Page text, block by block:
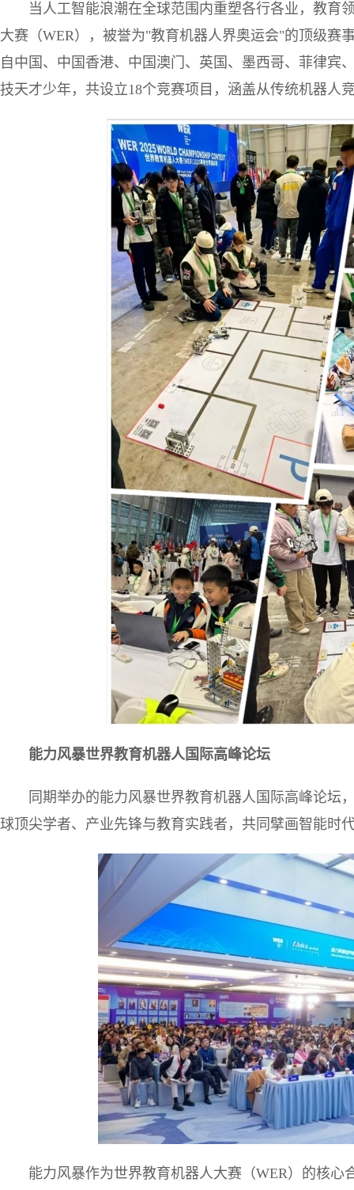
当人工智能浪潮在全球范围内重塑各行各业，教育
大赛（WER），被誉为"教育机器人界奥运会"的顶级赛
自中国、中国香港、中国澳门、英国、墨西哥、菲律宾
技天才少年，共设立18个竞赛项目，涵盖从传统机器人
能力风暴世界教育机器人国际高峰论坛
同期举办的能力风暴世界教育机器人国际高峰论坛
球顶尖学者、产业先锋与教育实践者，共同擘画智能时
能力风暴作为世界教育机器人大赛（WER）的核